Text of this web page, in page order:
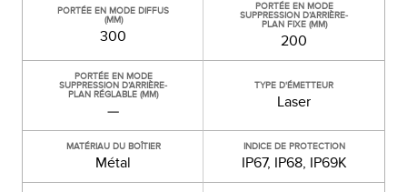
PORTÉE EN MODE DIFFUS
(MM)
300
PORTÉE EN MODE
SUPPRESSION D’ARRIÈRE-
PLAN FIXE (MM)
200
PORTÉE EN MODE
SUPPRESSION D’ARRIÈRE-
PLAN RÉGLABLE (MM)
—
TYPE D'ÉMETTEUR
Laser
MATÉRIAU DU BOÎTIER
Métal
INDICE DE PROTECTION
IP67, IP68, IP69K